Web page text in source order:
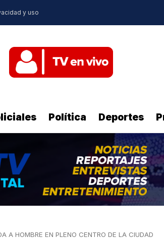
y uso
Política Deportes
A HOMBRE EN PLENO CENTRO DE LA CIUDAD